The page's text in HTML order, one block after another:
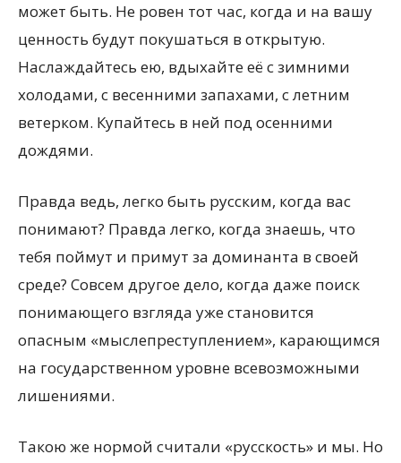
может быть. Не ровен тот час, когда и на вашу
ценность будут покушаться в открытую.
Наслаждайтесь ею, вдыхайте её с зимними
холодами, с весенними запахами, с летним
ветерком. Купайтесь в ней под осенними
дождями.
Правда ведь, легко быть русским, когда вас
понимают? Правда легко, когда знаешь, что
тебя поймут и примут за доминанта в своей
среде? Совсем другое дело, когда даже поиск
понимающего взгляда уже становится
опасным «мыслепреступлением», карающимся
на государственном уровне всевозможными
лишениями.
Такою же нормой считали «русскость» и мы. Но